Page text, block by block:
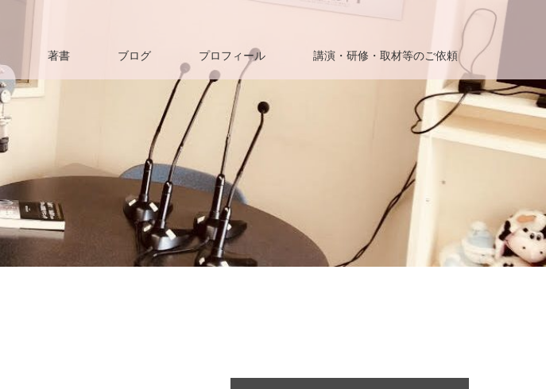
著書 ブログ プロフィール 講演・研修・取材等のご依頼